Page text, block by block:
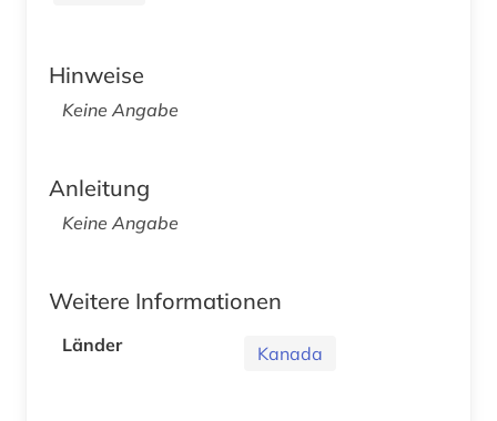
Hinweise
Keine Angabe
Anleitung
Keine Angabe
Weitere Informationen
Länder Kanada